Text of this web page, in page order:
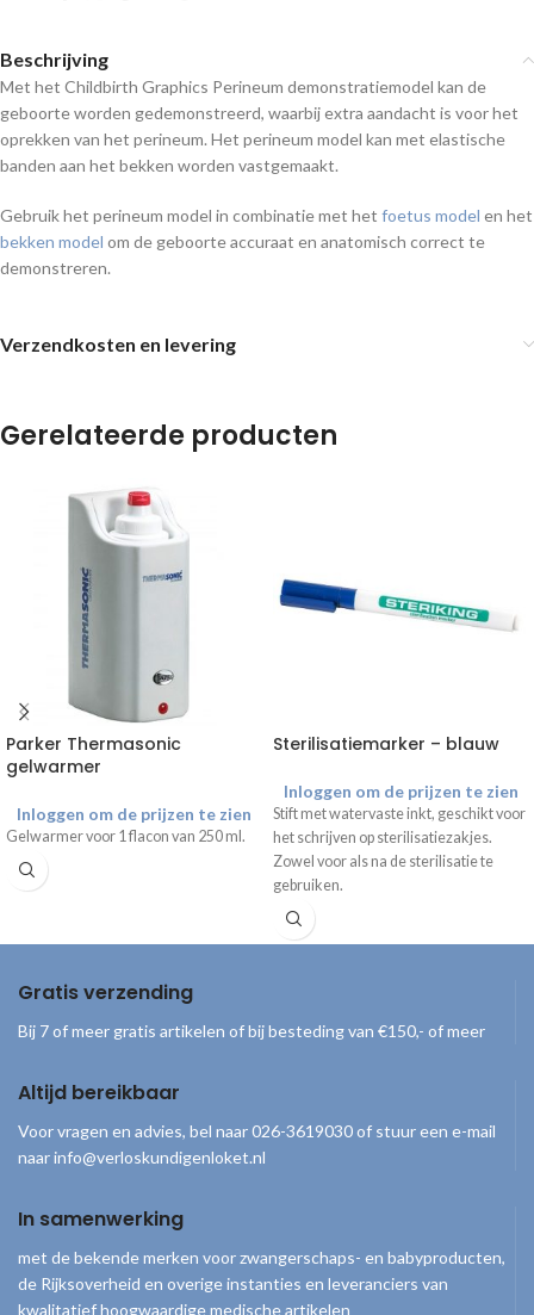
Beschrijving
Met het Childbirth Graphics Perineum demonstratiemodel kan de
geboorte worden gedemonstreerd, waarbij extra aandacht is voor het
oprekken van het perineum. Het perineum model kan met elastische
banden aan het bekken worden vastgemaakt.
Gebruik het perineum model in combinatie met het foetus model en het
bekken model om de geboorte accuraat en anatomisch correct te
demonstreren.
Verzendkosten en levering
Gerelateerde producten
Parker Thermasonic
gelwarmer
Inloggen om de prijzen te zien
Gelwarmer voor 1 flacon van 250 ml.
Sterilisatiemarker – blauw
Inloggen om de prijzen te zien
Stift met watervaste inkt, geschikt voor
het schrijven op sterilisatiezakjes.
Zowel voor als na de sterilisatie te
gebruiken.
Gratis verzending
Bij 7 of meer gratis artikelen of bij besteding van €150,- of meer
Altijd bereikbaar
Voor vragen en advies, bel naar 026-3619030 of stuur een e-mail
naar info@verloskundigenloket.nl
In samenwerking
met de bekende merken voor zwangerschaps- en babyproducten,
de Rijksoverheid en overige instanties en leveranciers van
kwalitatief hoogwaardige medische artikelen